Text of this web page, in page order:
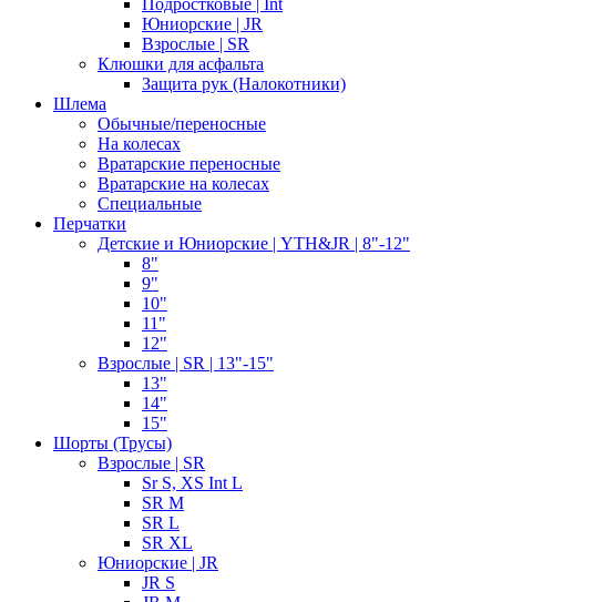
Подростковые | Int
Юниорские | JR
Взрослые | SR
Клюшки для асфальта
Защита рук (Налокотники)
Шлема
Обычные/переносные
На колесах
Вратарские переносные
Вратарские на колесах
Специальные
Перчатки
Детские и Юниорские | YTH&JR | 8"-12"
8"
9"
10"
11"
12"
Взрослые | SR | 13"-15"
13"
14"
15"
Шорты (Трусы)
Взрослые | SR
Sr S, XS Int L
SR M
SR L
SR XL
Юниорские | JR
JR S